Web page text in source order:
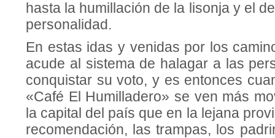
hasta la humillación de la lison­ja y el
personalidad.
En estas idas y venidas por los
acude al sistema de halagar a las
con­quistar su voto, y es entonces
«Café El Humilladero» se ven más
la capital del país que en la lejana
recomen­dación, las trampas, los